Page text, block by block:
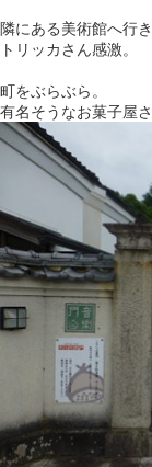
隣にある美術館へ行き
トリッカさん感激。
町をぶらぶら。
有名そうなお菓子屋